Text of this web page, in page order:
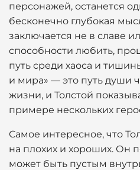
персонажей, останется
бесконечно глубокая
заключается не в славе
способности любить,
путь среди хаоса и
и мира» — это путь души
жизни, и Толстой
примере нескольких
Самое интересное, что
на плохих и хороших. Он
может быть пустым